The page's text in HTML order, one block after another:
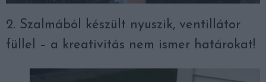
2. Szalmából készült nyuszik, ventillátor
füllel – a kreativitás nem ismer határokat!